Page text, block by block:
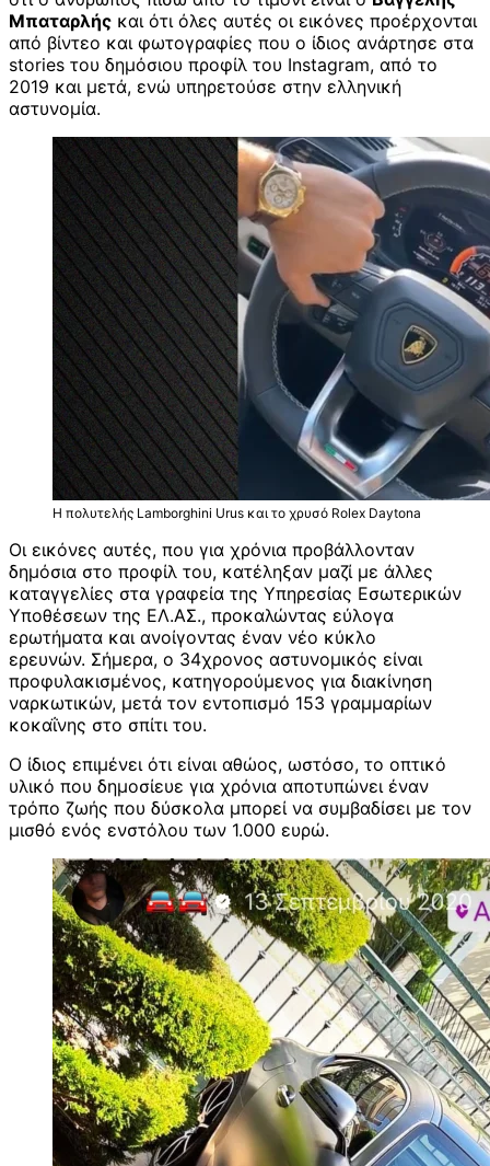
Μπαταρλής και ότι όλες αυτές οι εικόνες προέρχονται
από βίντεο και φωτογραφίες που ο ίδιος ανάρτησε στα
stories του δημόσιου προφίλ του Instagram, από το
2019 και μετά, ενώ υπηρετούσε στην ελληνική
αστυνομία.
Η πολυτελής Lamborghini Urus και το χρυσό Rolex Daytona
Οι εικόνες αυτές, που για χρόνια προβάλλονταν
δημόσια στο προφίλ του, κατέληξαν μαζί με άλλες
καταγγελίες στα γραφεία της Υπηρεσίας Εσωτερικών
Υποθέσεων της ΕΛ.ΑΣ., προκαλώντας εύλογα
ερωτήματα και ανοίγοντας έναν νέο κύκλο
ερευνών. Σήμερα, ο 34χρονος αστυνομικός είναι
προφυλακισμένος, κατηγορούμενος για διακίνηση
ναρκωτικών, μετά τον εντοπισμό 153 γραμμαρίων
κοκαΐνης στο σπίτι του.
Ο ίδιος επιμένει ότι είναι αθώος, ωστόσο, το οπτικό
υλικό που δημοσίευε για χρόνια αποτυπώνει έναν
τρόπο ζωής που δύσκολα μπορεί να συμβαδίσει με τον
μισθό ενός ενστόλου των 1.000 ευρώ.